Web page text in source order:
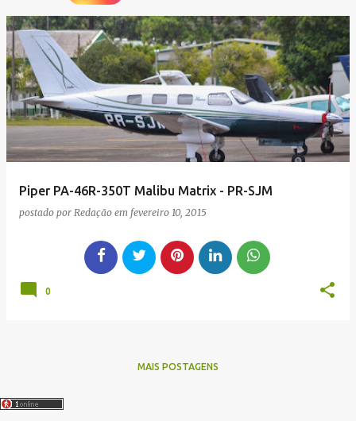
s
t
a
g
e
n
s
Piper PA-46R-350T Malibu Matrix - PR-SJM
postado por Redação em fevereiro 10, 2015
0
MAIS POSTAGENS